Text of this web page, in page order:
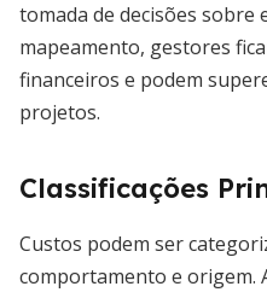
tomada de decisões sobre
mapeamento, gestores
financeiros e podem
projetos.
Classificações
Custos podem ser
comportamento e origem.